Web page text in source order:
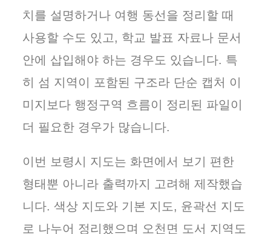
치를 설명하거나 여행 동선을 정리할 때
사용할 수도 있고, 학교 발표 자료나 문서
안에 삽입해야 하는 경우도 있습니다. 특
히 섬 지역이 포함된 구조라 단순 캡처 이
미지보다 행정구역 흐름이 정리된 파일이
더 필요한 경우가 많습니다.
이번 보령시 지도는 화면에서 보기 편한
형태뿐 아니라 출력까지 고려해 제작했습
니다. 색상 지도와 기본 지도, 윤곽선 지도
로 나누어 정리했으며 오천면 도서 지역도